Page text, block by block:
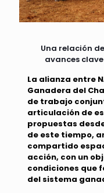
Una relación
avances
La alianza entre
Ganadera del
de trabajo
articulación de
propuestas
de este tiempo,
compartido
acción, con un
condiciones que
del sistema